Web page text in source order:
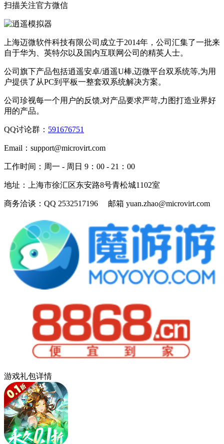
扫描关注官方微信
上海迈微软件科技有限公司成立于2014年，公司汇集了一批来
自于华为、英特尔以及国内互联网公司的精英人士。
公司旗下产品包括逍遥安卓/逍遥U棒,迈微平台双系统等,为用
户提供了从PC到平板一整套双系统解决方案。
公司珍视每一个用户的反馈,对产品要求严苛,力图打造业界好
用的产品。
QQ讨论群： 591676751
Email： support@microvirt.com
工作时间： 周一 - 周日 9：00 - 21：00
地址： 上海市徐汇区东安路8号青松城1102室
商务洽谈： QQ 2532517196 邮箱 yuan.zhao@microvirt.com
游戏礼包详情